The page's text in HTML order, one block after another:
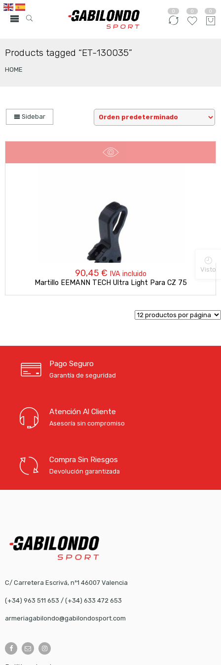
0 0 0
Products tagged “ET-130035”
HOME
Sidebar
90,45 € IVA incluido
Martillo EEMANN TECH Ultra Light Para CZ 75
Pago Seguro
Garantía de seguridad
Atención Al Cliente
Asesoría sin compromiso
Compra Sin Riesgos
Devolución garantizada
C/ Carretera Escrivá, nº1 46007 Valencia
(+34) 963 511 653 / (+34) 633 472 653
armeriagabilondo@gabilondosport.com
Visto